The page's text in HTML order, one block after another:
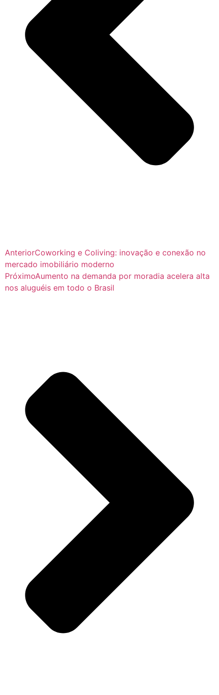
AnteriorCoworking e Coliving: inovação e conexão no
mercado imobiliário moderno
PróximoAumento na demanda por moradia acelera alta
nos aluguéis em todo o Brasil